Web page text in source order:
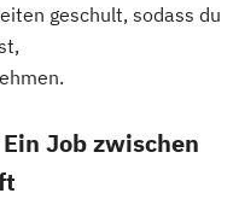
geschult, sodass du
Job zwischen